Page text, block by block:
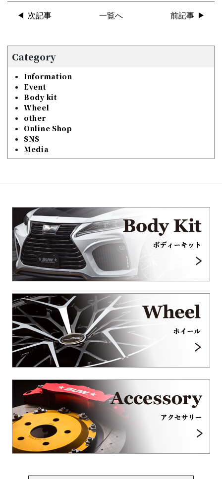
次記事 一覧へ 前記事
Category
Information
Event
Body kit
Wheel
other
Online Shop
SNS
Media